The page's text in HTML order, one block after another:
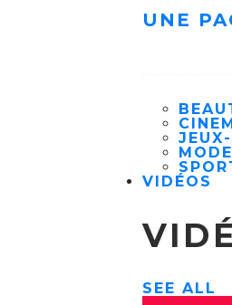
UNE
MODE
VIDÉOS
SEE ALL